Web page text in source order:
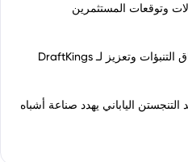
وتوقعات المستثمرين
الياباني يهدد صناعة أشباه